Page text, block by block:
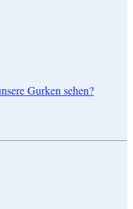
Gurken sehen?